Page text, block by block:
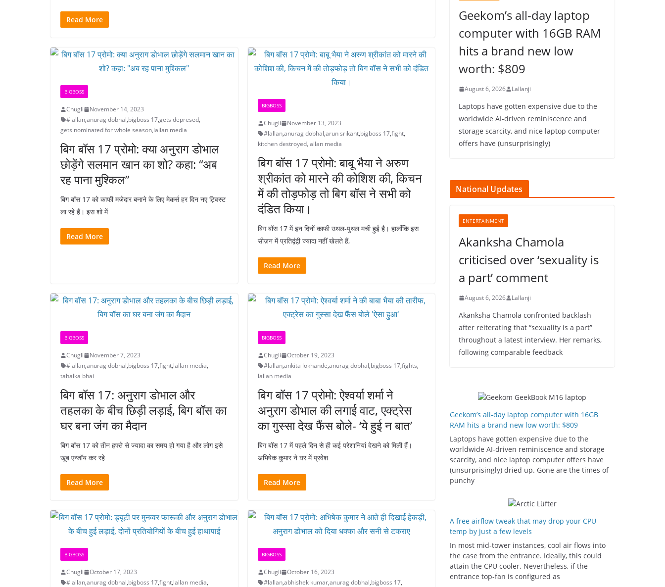
Read More
BIGBOSS
Chugli
November 14, 2023
#lallan,anurag dobhal,bigboss 17,gets depresed,
gets nominated for whole season,lallan media
बिग बॉस 17 प्रोमो: क्या अनुराग डोभाल
छोड़ेंगे सलमान खान का शो? कहा: “अब
रह पाना मुश्किल”
बिग बॉस 17 को काफी मजेदार बनाने के लिए मेकर्स हर दिन नए ट्विस्ट
ला रहे हैं। इस शो में
Read More
BIGBOSS
Chugli
November 13, 2023
#lallan,anurag dobhal,arun srikant,bigboss 17,fight,
kitchen destroyed,lallan media
बिग बॉस 17 प्रोमो: बाबू भैया ने अरुण
श्रीकांत को मारने की कोशिश की, किचन
में की तोड़फोड़ तो बिग बॉस ने सभी को
दंडित किया।
बिग बॉस 17 में इन दिनों काफी उथल-पुथल मची हुई है। हालाँकि इस
सीज़न में प्रतिद्वंद्वी ज्यादा नहीं खेलते हैं,
Read More
BIGBOSS
Chugli
November 7, 2023
#lallan,anurag dobhal,bigboss 17,fight,lallan media,
tahalka bhai
बिग बॉस 17: अनुराग डोभाल और
तहलका के बीच छिड़ी लड़ाई, बिग बॉस का
घर बना जंग का मैदान
बिग बॉस 17 को तीन हफ्ते से ज्यादा का समय हो गया है और लोग इसे
खूब एन्जॉय कर रहे
Read More
BIGBOSS
Chugli
October 19, 2023
#lallan,ankita lokhande,anurag dobhal,bigboss 17,fights,
lallan media
बिग बॉस 17 प्रोमो: ऐश्वर्या शर्मा ने
अनुराग डोभाल की लगाई वाट, एक्ट्रेस
का गुस्सा देख फैंस बोले- ‘ये हुई न बात’
बिग बॉस 17 में पहले दिन से ही कई परेशानियां देखने को मिली हैं।
अभिषेक कुमार ने घर में प्रवेश
Read More
BIGBOSS
Chugli
October 17, 2023
#lallan,anurag dobhal,bigboss 17,fight,lallan media,
BIGBOSS
Chugli
October 16, 2023
#lallan,abhishek kumar,anurag dobhal,bigboss 17,
Geekom’s all-day laptop
computer with 16GB RAM
hits a brand new low
worth: $809
August 6, 2026 Lallanji
Laptops have gotten expensive due to the
worldwide AI-driven reminiscence and
storage scarcity, and nice laptop computer
offers have (unsurprisingly)
National Updates
ENTERTAINMENT
Akanksha Chamola
criticised over ‘sexuality is
a part’ comment
August 6, 2026 Lallanji
Akanksha Chamola confronted backlash
after reiterating that “sexuality is a part”
throughout a latest interview. Her remarks,
following comparable feedback
Geekom’s all-day laptop computer with 16GB
RAM hits a brand new low worth: $809
Laptops have gotten expensive due to the
worldwide AI-driven reminiscence and storage
scarcity, and nice laptop computer offers have
(unsurprisingly) dried up. Gone are the times of
punchy
A free airflow tweak that may drop your CPU
temp by just a few levels
In most mid-tower instances, cool air flows into
the case from the entrance. Ideally, this could
attain the CPU cooler. Nevertheless, if the
entrance top-fan is configured as